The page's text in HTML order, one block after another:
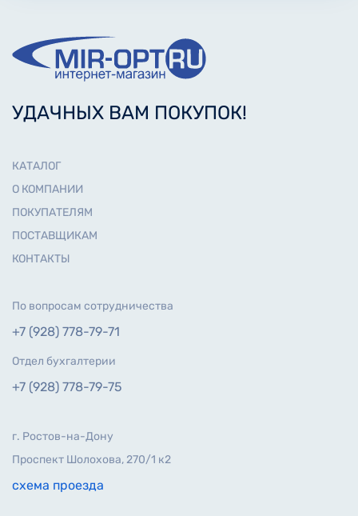
УДАЧНЫХ ВАМ ПОКУПОК!
КАТАЛОГ
О КОМПАНИИ
ПОКУПАТЕЛЯМ
ПОСТАВЩИКАМ
КОНТАКТЫ
По вопросам сотрудничества
+7 (928) 778-79-71
Отдел бухгалтерии
+7 (928) 778-79-75
г. Ростов-на-Дону
Проспект Шолохова, 270/1 к2
схема проезда